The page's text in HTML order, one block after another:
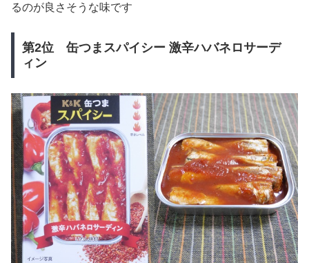
るのが良さそうな味です
第2位 缶つまスパイシー 激辛ハバネロサーデ
ィン